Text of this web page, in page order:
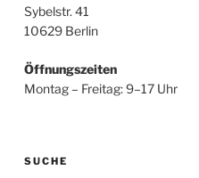
Sybelstr. 41
10629 Berlin
Öffnungszeiten
Montag – Freitag: 9–17 Uhr
SUCHE